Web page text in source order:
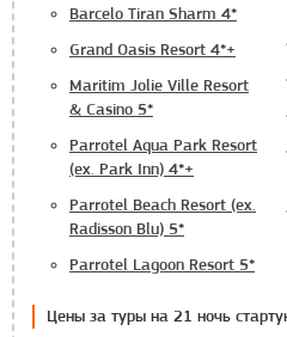
Barcelo Tiran Sharm 4*
Grand Oasis Resort 4*+
Maritim Jolie Ville Resort
& Casino 5*
Parrotel Aqua Park Resort
(ex. Park Inn) 4*+
Parrotel Beach Resort (ex.
Radisson Blu) 5*
Parrotel Lagoon Resort 5*
Цены за туры на 21 ночь